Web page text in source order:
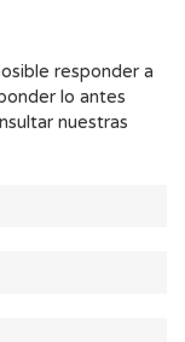
responder a
lo antes
nuestras